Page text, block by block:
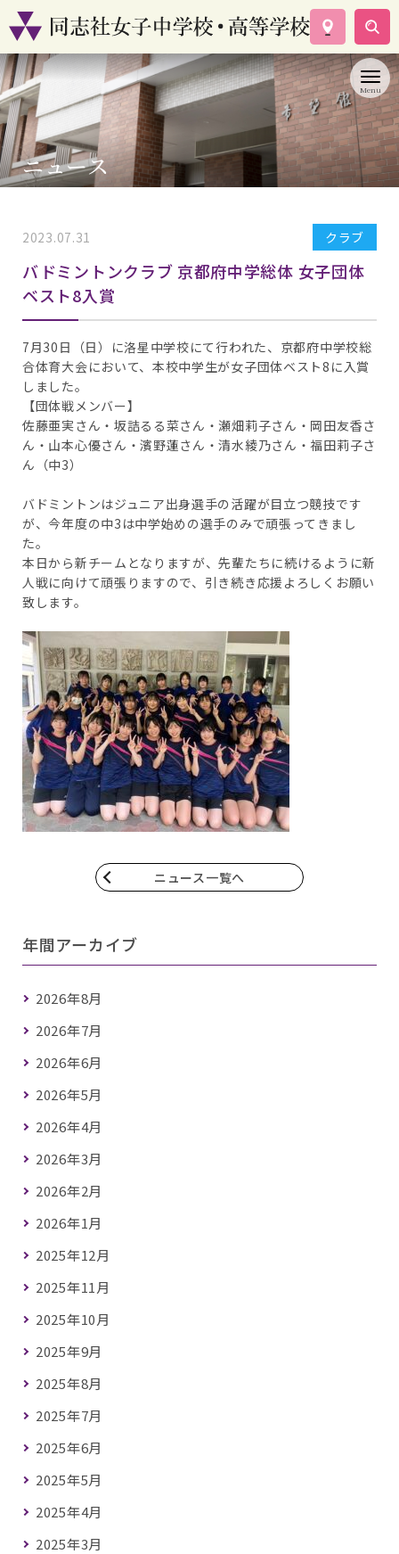
学校案内
コース紹介
学校生活
入試情報
資料請求
ニュース
2023.07.31 クラブ
バドミントンクラブ 京都府中学総体 女子団体
ベスト8入賞
7月30日（日）に洛星中学校にて行われた、京都府中学校総
合体育大会において、本校中学生が女子団体ベスト8に入賞
しました。
【団体戦メンバー】
佐藤亜実さん・坂詰るる菜さん・瀬畑莉子さん・岡田友香さ
ん・山本心優さん・濱野蓮さん・清水綾乃さん・福田莉子さ
ん（中3）
バドミントンはジュニア出身選手の活躍が目立つ競技です
が、今年度の中3は中学始めの選手のみで頑張ってきまし
た。
本日から新チームとなりますが、先輩たちに続けるように新
人戦に向けて頑張りますので、引き続き応援よろしくお願い
致します。
ニュース一覧へ
年間アーカイブ
2026年8月
2026年7月
2026年6月
2026年5月
2026年4月
2026年3月
2026年2月
2026年1月
2025年12月
2025年11月
2025年10月
2025年9月
2025年8月
2025年7月
2025年6月
2025年5月
2025年4月
2025年3月